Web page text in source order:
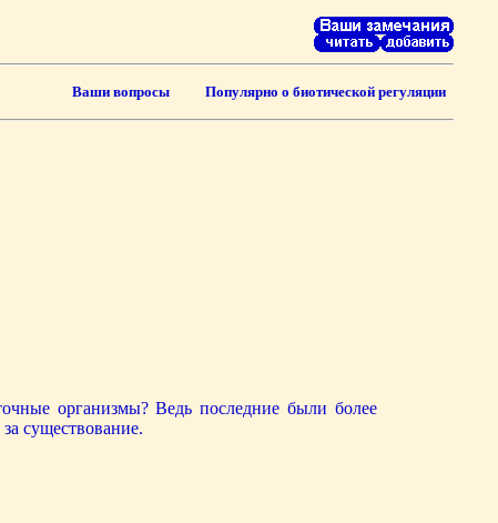
Ваши вопросы Популярно о биотической регуляции
организмы? Ведь последние были более
существование.